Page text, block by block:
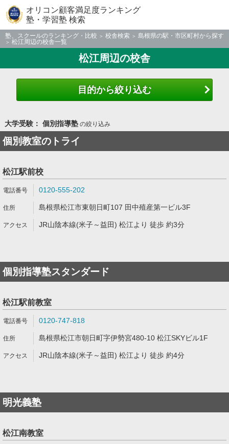
オリコン顧客満足度ランキング
塾・学習塾 検索
塾、スクールのランキング・比較 校舎検索
島根県の駅・市区町村から探す
松江周辺の校舎一覧
松江周辺の校舎
目的から絞り込む
大学受験： 個別指導塾の絞り込み
個別教室のトライ
松江駅前校
0120-555-202
島根県松江市東朝日町107 田中殖産第一ビル3F
JR山陰本線(米子～益田) 松江より 徒歩 約3分
個別指導塾スタンダード
松江駅前教室
0120-747-818
島根県松江市朝日町字伊勢宮480-10 松江SKYビル1F
JR山陰本線(米子～益田) 松江より 徒歩 約4分
明光義塾
松江南教室